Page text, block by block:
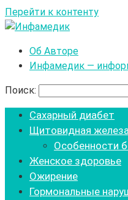
Перейти к контенту
Об Авторе
Инфамедик —
Поиск:
Сахарный диабет
Щитовидная
Особенности
Женское здоровье
Ожирение
Гормональные